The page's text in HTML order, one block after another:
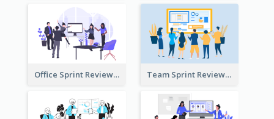
Office Sprint Review Team Sprint Review